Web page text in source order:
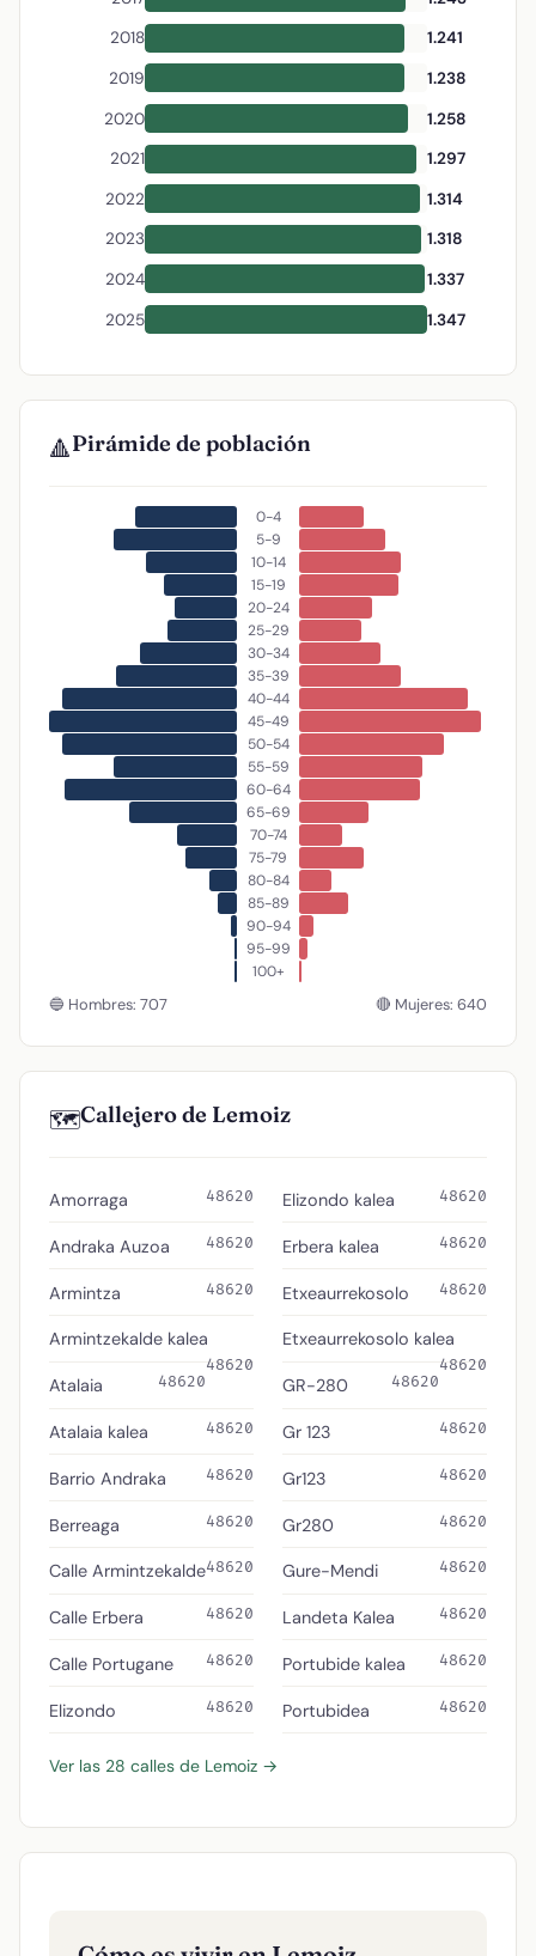
2018
1.241
2019
1.238
2020
1.258
2021
1.297
2022
1.314
2023
1.318
2024
1.337
2025
1.347
🔺Pirámide de población
0-4
5-9
10-14
15-19
20-24
25-29
30-34
35-39
40-44
45-49
50-54
55-59
60-64
65-69
70-74
75-79
80-84
85-89
90-94
95-99
100+
🔵 Hombres: 707 🔴 Mujeres: 640
🗺️Callejero de Lemoiz
Amorraga 48620
Andraka Auzoa 48620
Armintza 48620
Armintzekalde kalea
48620
Atalaia 48620
Atalaia kalea 48620
Barrio Andraka 48620
Berreaga 48620
Calle Armintzekalde48620
Calle Erbera 48620
Calle Portugane 48620
Elizondo 48620
Elizondo kalea 48620
Erbera kalea 48620
Etxeaurrekosolo 48620
Etxeaurrekosolo kalea
48620
GR-280 48620
Gr 123 48620
Gr123 48620
Gr280 48620
Gure-Mendi 48620
Landeta Kalea 48620
Portubide kalea 48620
Portubidea 48620
Ver las 28 calles de Lemoiz →